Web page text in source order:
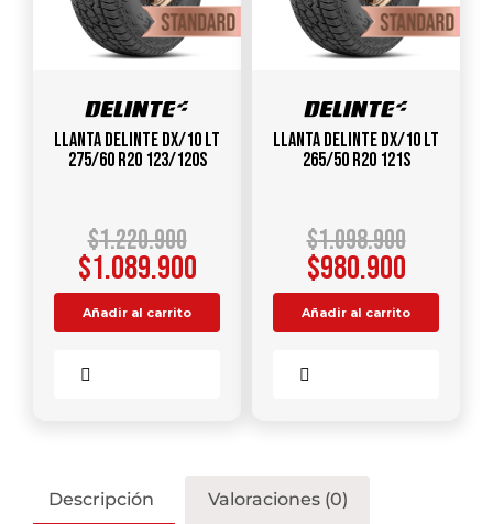
Llanta DELINTE DX/10 LT
275/60 R20 123/120S
$1.220.900
$1.089.900
Añadir al carrito
Llanta DELINTE DX/10 LT
265/50 R20 121S
$1.098.900
$980.900
Añadir al carrito
Descripción Valoraciones (0)